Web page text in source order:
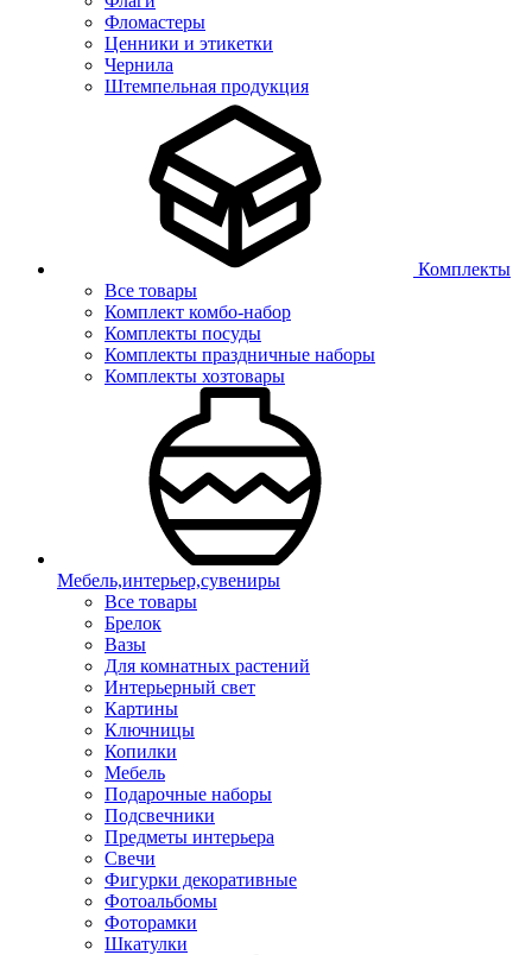
Фломастеры
Ценники и этикетки
Чернила
Штемпельная продукция
Комплекты
Все товары
Комплект комбо-набор
Комплекты посуды
Комплекты праздничные наборы
Комплекты хозтовары
Мебель,интерьер,сувениры
Все товары
Брелок
Вазы
Для комнатных растений
Интерьерный свет
Картины
Ключницы
Копилки
Мебель
Подарочные наборы
Подсвечники
Предметы интерьера
Свечи
Фигурки декоративные
Фотоальбомы
Фоторамки
Шкатулки